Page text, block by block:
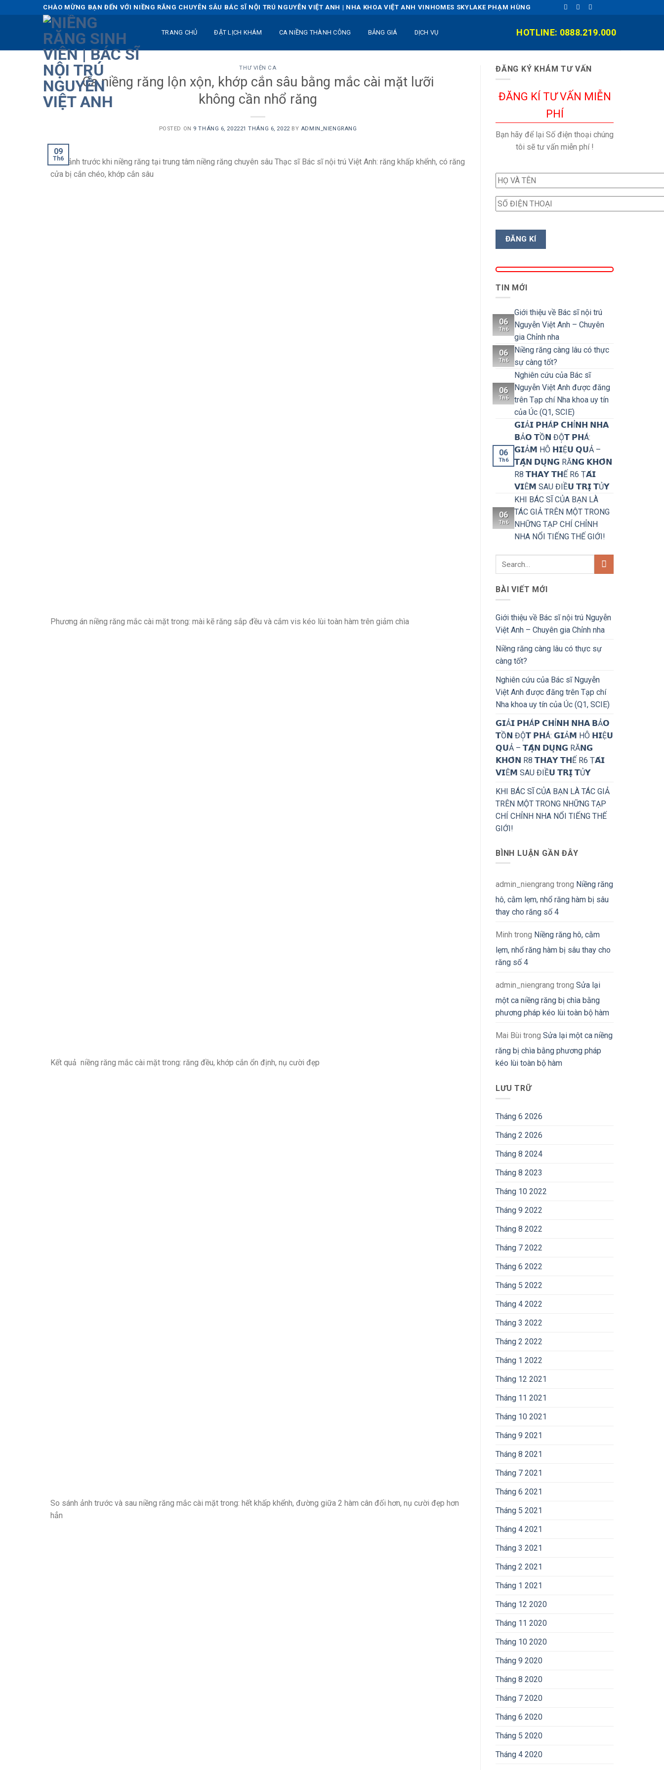
to
CHÀO MỪNG BẠN ĐẾN VỚI NIỀNG RĂNG CHUYÊN SÂU BÁC SĨ NỘI TRÚ NGUYỄN VIỆT ANH | NHA KHOA VIỆT ANH VINHOMES SKYLAKE PHẠM HÙNG
TRANG CHỦ ĐẶT LỊCH KHÁM CA NIỀNG THÀNH CÔNG BẢNG GIÁ DỊCH VỤ HOTLINE: 0888.219.000
THƯ VIỆN CA
Ca niềng răng lộn xộn, khớp cắn sâu bằng mắc cài mặt lưỡi
không cần nhổ răng
POSTED ON 9 THÁNG 6, 202221 THÁNG 6, 2022 BY ADMIN_NIENGRANG
09
Th6
Hình ảnh trước khi niềng răng tại trung tâm niềng răng chuyên sâu Thạc sĩ Bác sĩ nội trú Việt Anh: răng khấp khểnh, có răng
cửa bị cắn chéo, khớp cắn sâu
Phương án niềng răng mắc cài mặt trong: mài kẽ răng sắp đều và cắm vis kéo lùi toàn hàm trên giảm chìa
Kết quả niềng răng mắc cài mặt trong: răng đều, khớp cắn ổn định, nụ cười đẹp
So sánh ảnh trước và sau niềng răng mắc cài mặt trong: hết khấp khểnh, đường giữa 2 hàm cân đối hơn, nụ cười đẹp hơn
hẳn
ĐĂNG KÝ KHÁM TƯ VẤN
ĐĂNG KÍ TƯ VẤN MIỄN
PHÍ
Bạn hãy để lại Số điện thoại chúng
tôi sẽ tư vấn miễn phí !
TIN MỚI
06
Th6
Giới thiệu về Bác sĩ nội trú
Nguyễn Việt Anh – Chuyên
gia Chỉnh nha
06
Th6
Niềng răng càng lâu có thực
sự càng tốt?
06
Th6
Nghiên cứu của Bác sĩ
Nguyễn Việt Anh được đăng
trên Tạp chí Nha khoa uy tín
của Úc (Q1, SCIE)
06
Th6
𝗚𝗜Ả𝗜 𝗣𝗛Á𝗣 𝗖𝗛Ỉ𝗡𝗛 𝗡𝗛𝗔
𝗕Ả𝗢 𝗧Ồ𝗡 ĐỘ̣𝗧 𝗣𝗛Á:
𝗚𝗜Ả𝗠 HÔ 𝗛𝗜Ệ𝗨 𝗤𝗨Ả –
𝗧𝗔̣̂𝗡 𝗗𝗨̣𝗡𝗚 RĂ𝗡𝗚 𝗞𝗛𝗢̂𝗡
R8 𝗧𝗛𝗔𝗬 𝗧𝗛Ế R6 Ṭ𝗔́𝗜
𝗩𝗜Ê𝗠 SAU ĐIỀ𝗨 𝗧𝗥𝗜̣ 𝗧Ủ𝗬
06
Th6
KHI BÁC SĨ CỦA BẠN LÀ
TÁC GIẢ TRÊN MỘT TRONG
NHỮNG TẠP CHÍ CHỈNH
NHA NỔI TIẾNG THẾ GIỚI!
BÀI VIẾT MỚI
Giới thiệu về Bác sĩ nội trú Nguyễn
Việt Anh – Chuyên gia Chỉnh nha
Niềng răng càng lâu có thực sự
càng tốt?
Nghiên cứu của Bác sĩ Nguyễn
Việt Anh được đăng trên Tạp chí
Nha khoa uy tín của Úc (Q1, SCIE)
𝗚𝗜Ả𝗜 𝗣𝗛Á𝗣 𝗖𝗛Ỉ𝗡𝗛 𝗡𝗛𝗔 𝗕Ả𝗢
𝗧Ồ𝗡 ĐỘ̣𝗧 𝗣𝗛Á: 𝗚𝗜Ả𝗠 HÔ 𝗛𝗜Ệ𝗨
𝗤𝗨Ả – 𝗧𝗔̣̂𝗡 𝗗𝗨̣𝗡𝗚 RĂ𝗡𝗚
𝗞𝗛𝗢̂𝗡 R8 𝗧𝗛𝗔𝗬 𝗧𝗛Ế R6 Ṭ𝗔́𝗜
𝗩𝗜Ê𝗠 SAU ĐIỀ𝗨 𝗧𝗥𝗜̣ 𝗧Ủ𝗬
KHI BÁC SĨ CỦA BẠN LÀ TÁC GIẢ
TRÊN MỘT TRONG NHỮNG TẠP
CHÍ CHỈNH NHA NỔI TIẾNG THẾ
GIỚI!
BÌNH LUẬN GẦN ĐÂY
admin_niengrang trong Niềng răng
hô, cằm lẹm, nhổ răng hàm bị sâu
thay cho răng số 4
Minh trong Niềng răng hô, cằm
lẹm, nhổ răng hàm bị sâu thay cho
răng số 4
admin_niengrang trong Sửa lại
một ca niềng răng bị chìa bằng
phương pháp kéo lùi toàn bộ hàm
Mai Bùi trong Sửa lại một ca niềng
răng bị chìa bằng phương pháp
kéo lùi toàn bộ hàm
LƯU TRỮ
Tháng 6 2026
Tháng 2 2026
Tháng 8 2024
Tháng 8 2023
Tháng 10 2022
Tháng 9 2022
Tháng 8 2022
Tháng 7 2022
Tháng 6 2022
Tháng 5 2022
Tháng 4 2022
Tháng 3 2022
Tháng 2 2022
Tháng 1 2022
Tháng 12 2021
Tháng 11 2021
Tháng 10 2021
Tháng 9 2021
Tháng 8 2021
Tháng 7 2021
Tháng 6 2021
Tháng 5 2021
Tháng 4 2021
Tháng 3 2021
Tháng 2 2021
Tháng 1 2021
Tháng 12 2020
Tháng 11 2020
Tháng 10 2020
Tháng 9 2020
Tháng 8 2020
Tháng 7 2020
Tháng 6 2020
Tháng 5 2020
Tháng 4 2020